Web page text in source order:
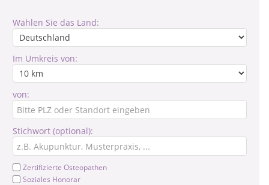
Wählen Sie das Land:
Im Umkreis von:
von:
Stichwort (optional):
Zertifizierte Osteopathen
Soziales Honorar